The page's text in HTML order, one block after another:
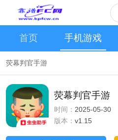
首页 手机游戏
荧幕判官手游
荧幕判官手游
时间： 2025-05-30
版本：v1.15